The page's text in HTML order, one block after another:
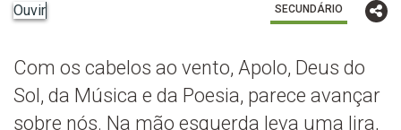
Ouvir SECUNDÁRIO
Com os cabelos ao vento, Apolo, Deus do
Sol, da Música e da Poesia, parece avançar
sobre nós. Na mão esquerda leva uma lira,